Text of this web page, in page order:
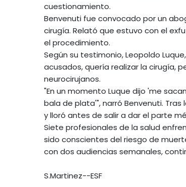
cuestionamiento.
Benvenuti fue convocado por un
cirugía. Relató que estuvo con el
el procedimiento.
Según su testimonio, Leopoldo
acusados, quería realizar la cirugía,
neurocirujanos.
"En un momento Luque dijo 'me
bala de plata'", narró Benvenuti.
y lloró antes de salir a dar el parte
Siete profesionales de la salud
sido conscientes del riesgo de
con dos audiencias semanales,
S.Martinez--ESF